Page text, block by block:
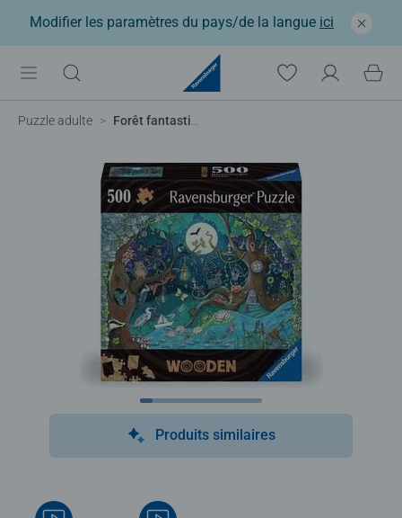
Modifier les paramètres du pays/de la langue ici
Puzzle adulte Forêt fantastique
Produits similaires